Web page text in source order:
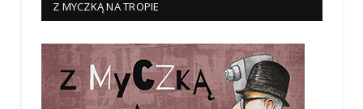
Z MYCZKĄ NA TROPIE